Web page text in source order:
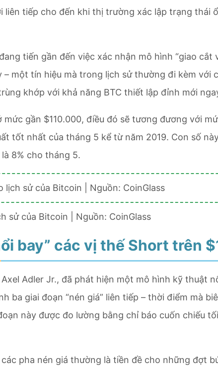
liên tiếp cho đến khi thị trường xác lập trạng thái
tiến gần đến việc xác nhận mô hình “giao cắt
– một tín hiệu mà trong lịch sử thường đi kèm với
khớp với khả năng BTC thiết lập đỉnh mới
gần $110.000, điều đó sẽ tương đương với
tốt nhất của tháng 5 kể từ năm 2019. Con số
8% cho tháng 5.
sử của Bitcoin | Nguồn: CoinGlass
bay” các vị thế Short trên
Adler Jr., đã phát hiện một mô hình kỹ thuật
ba giai đoạn “nén giá” liên tiếp – thời điểm mà
này được đo lường bằng chỉ báo cuốn chiếu
pha nén giá thường là tiền đề cho những đợt